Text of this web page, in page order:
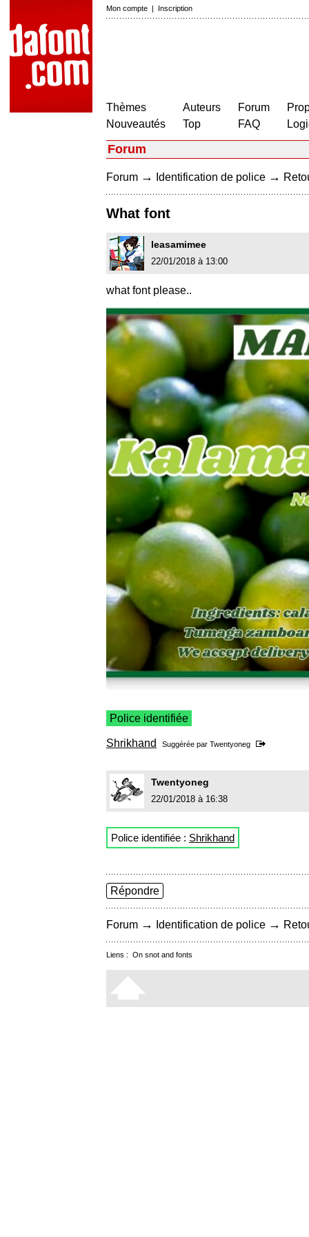
Mon compte | Inscription
Thèmes
Nouveautés
Auteurs
Top
Forum
FAQ
Forum
Forum → Identification de police →
What font
leasamimee
22/01/2018 à 13:00
what font please..
Police identifiée
Shrikhand Suggérée par Twentyoneg
Twentyoneg
22/01/2018 à 16:38
Police identifiée : Shrikhand
Répondre
Forum → Identification de police →
Liens : On snot and fonts